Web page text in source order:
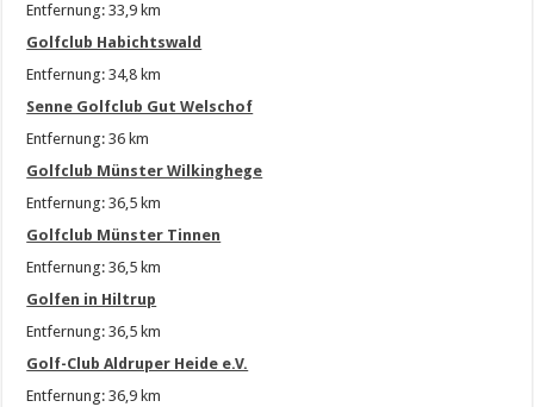
Entfernung: 33,9 km
Golfclub Habichtswald
Entfernung: 34,8 km
Senne Golfclub Gut Welschof
Entfernung: 36 km
Golfclub Münster Wilkinghege
Entfernung: 36,5 km
Golfclub Münster Tinnen
Entfernung: 36,5 km
Golfen in Hiltrup
Entfernung: 36,5 km
Golf-Club Aldruper Heide e.V.
Entfernung: 36,9 km